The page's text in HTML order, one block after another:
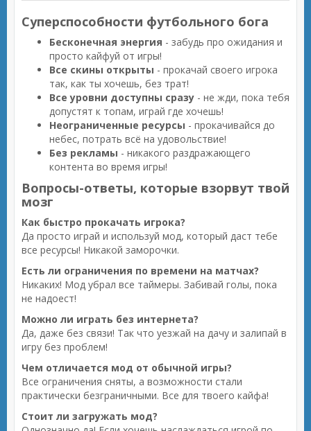
Суперспособности футбольного бога
Бесконечная энергия - забудь про ожидания и
просто кайфуй от игры!
Все скины открыты - прокачай своего игрока
так, как ты хочешь, без трат!
Все уровни доступны сразу - не жди, пока тебя
допустят к топам, играй где хочешь!
Неограниченные ресурсы - прокачивайся до
небес, потрать всё на удовольствие!
Без рекламы - никакого раздражающего
контента во время игры!
Вопросы-ответы, которые взорвут твой
мозг
Как быстро прокачать игрока?
Да просто играй и используй мод, который даст тебе
все ресурсы! Никакой заморочки.
Есть ли ограничения по времени на матчах?
Никаких! Мод убрал все таймеры. Забивай голы, пока
не надоест!
Можно ли играть без интернета?
Да, даже без связи! Так что уезжай на дачу и залипай в
игру без проблем!
Чем отличается мод от обычной игры?
Все ограничения сняты, а возможности стали
практически безграничными. Все для твоего кайфа!
Стоит ли загружать мод?